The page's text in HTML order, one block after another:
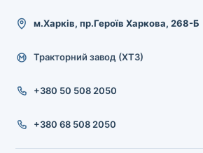
м.Харків, пр.Героїв Харкова, 268-Б
Тракторний завод (ХТЗ)
+380 50 508 2050
+380 68 508 2050